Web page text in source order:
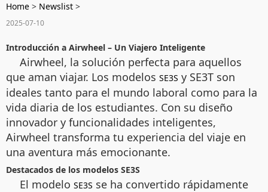
Home > Newslist >
2025-07-10
Introducción a Airwheel – Un Viajero Inteligente
Airwheel, la solución perfecta para aquellos
que aman viajar. Los modelos SE3S y SE3T son
ideales tanto para el mundo laboral como para la
vida diaria de los estudiantes. Con su diseño
innovador y funcionalidades inteligentes,
Airwheel transforma tu experiencia del viaje en
una aventura más emocionante.
Destacados de los modelos SE3S
El modelo SE3S se ha convertido rápidamente